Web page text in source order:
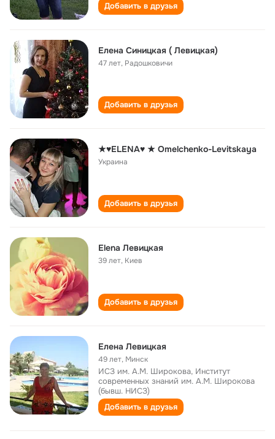
Добавить в друзья
Елена Синицкая ( Левицкая)
47 лет, Радошковичи
Добавить в друзья
★♥ELENA♥ ★ Omelchenko-Levitskaya
Украина
Добавить в друзья
Elena Левицкая
39 лет, Киев
Добавить в друзья
Елена Левицкая
49 лет, Минск
ИСЗ им. А.М. Широкова, Институт
современных знаний им. А.М. Широкова
(бывш. НИСЗ)
Добавить в друзья